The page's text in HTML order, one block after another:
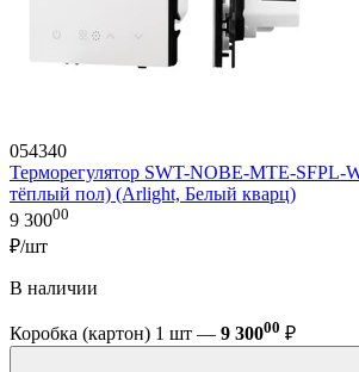
054340
Терморегулятор SWT-NOBE-MTE-SFPL-
тёплый пол) (Arlight, Белый кварц)
9 30000
₽/шт
В наличии
Коробка (картон) 1 шт — 9 30000 ₽